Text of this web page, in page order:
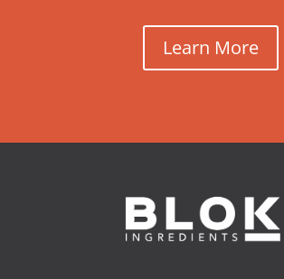
Learn More